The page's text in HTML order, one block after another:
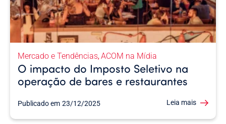
Mercado e Tendências,ACOM na Mídia
O impacto do Imposto Seletivo na
operação de bares e restaurantes
Publicado em 23/12/2025 Leia mais